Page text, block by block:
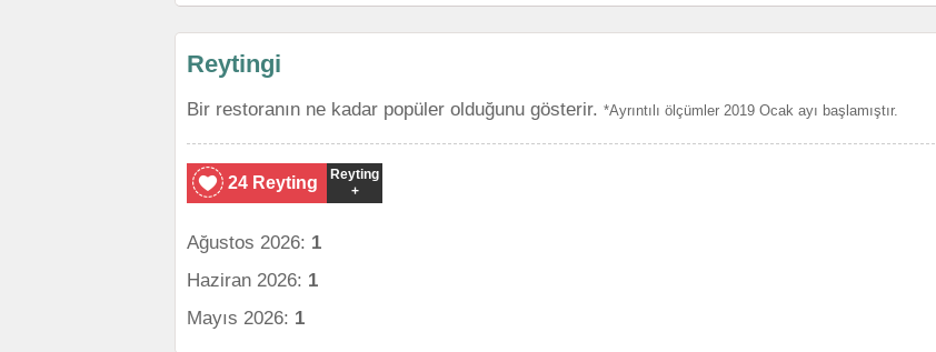
Reytingi
Bir restoranın ne kadar popüler olduğunu gösterir. *Ayrıntılı ölçümler 2019 Ocak ayı başlamıştır.
24 Reyting
Reyting
+
Ağustos 2026: 1
Haziran 2026: 1
Mayıs 2026: 1